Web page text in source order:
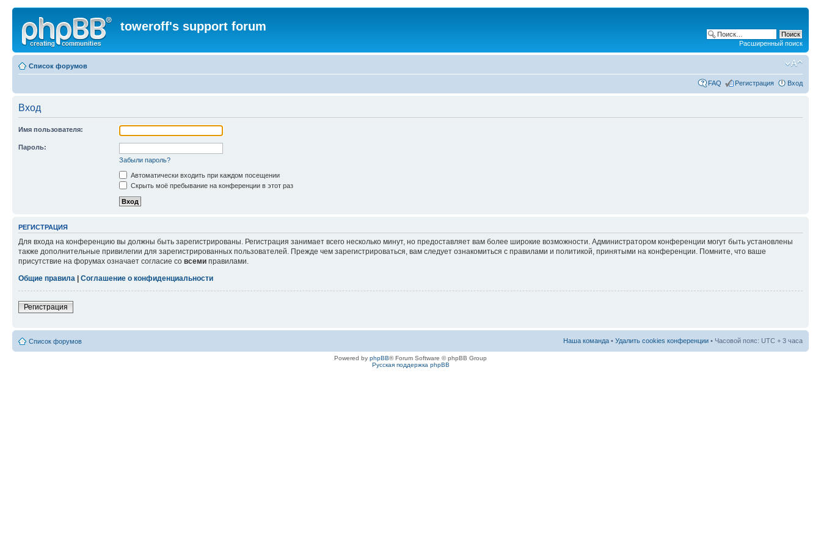
toweroff's support forum
Расширенный поиск
Список форумов
FAQ Регистрация Вход
Вход
Имя пользователя:
Пароль:
Забыли пароль?
Автоматически входить при каждом посещении
Скрыть моё пребывание на конференции в этот раз
РЕГИСТРАЦИЯ
Для входа на конференцию вы должны быть зарегистрированы. Регистрация занимает всего несколько минут, но предоставляет вам более широкие возможности. Администратором конференции могут быть установлены
также дополнительные привилегии для зарегистрированных пользователей. Прежде чем зарегистрироваться, вам следует ознакомиться с правилами и политикой, принятыми на конференции. Помните, что ваше
присутствие на форумах означает согласие со всеми правилами.
Общие правила | Соглашение о конфиденциальности
Регистрация
Список форумов Наша команда • Удалить cookies конференции • Часовой пояс: UTC + 3 часа
Powered by phpBB® Forum Software © phpBB Group
Русская поддержка phpBB